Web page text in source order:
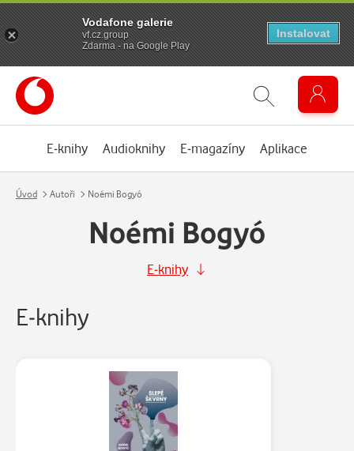
E-knihy Audioknihy E-magazíny Aplikace
Úvod Autoři Noémi Bogyó
Noémi Bogyó
E-knihy
E-knihy
Vodafone galerie
vf.cz.group
Zdarma - na Google Play
Instalovat